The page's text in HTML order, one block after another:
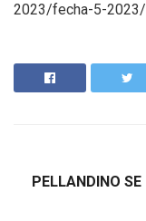
2023/fecha-5-2023/
PELLANDINO